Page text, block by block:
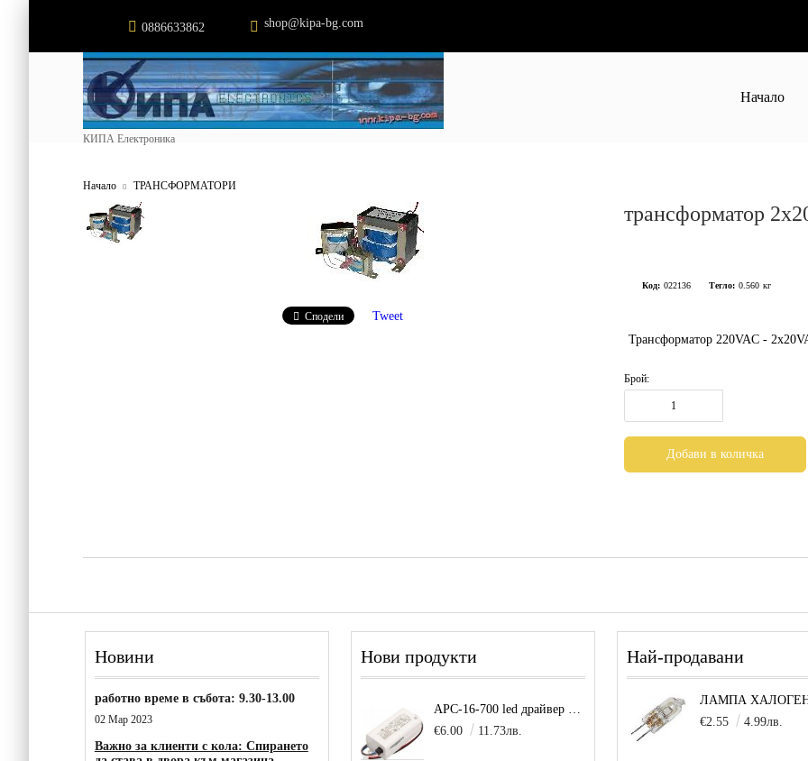
0886633862 shop@kipa-bg.com
КИПА Електроника
Начало
Начало ТРАНСФОРМАТОРИ
Сподели Tweet
трансформатор
Код: 022136 Тегло: 0.560 кг
Трансформатор 220VAC -
Брой:
Новини
работно време в събота: 9.30-13.00
02 Мар 2023
Важно за клиенти с кола: Спирането
Нови продукти
APC-16-700 led драйвер захранване 16.8W 700mA
€6.00
11.73лв.
Най-продавани
€2.55
4.99лв.